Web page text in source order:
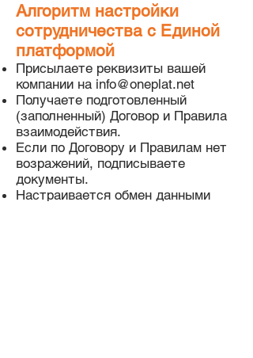
Алгоритм настройки
сотрудничества с Единой
платформой
Присылаете реквизиты вашей
компании на info@oneplat.net
Получаете подготовленный
(заполненный) Договор и Правила
взаимодействия.
Если по Договору и Правилам нет
возражений, подписываете
документы.
Настраивается обмен данными